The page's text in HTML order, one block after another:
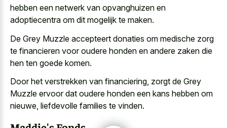
hebben een netwerk van opvanghuizen en
adoptiecentra om dit mogelijk te maken.
De Grey Muzzle accepteert donaties om medische zorg
te financieren voor oudere honden en andere zaken die
hen ten goede komen.
Door het verstrekken van financiering, zorgt de Grey
Muzzle ervoor dat oudere honden een kans hebben om
nieuwe, liefdevolle families te vinden.